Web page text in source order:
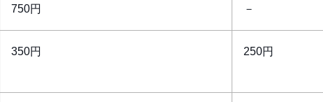
750円 －
350円 250円